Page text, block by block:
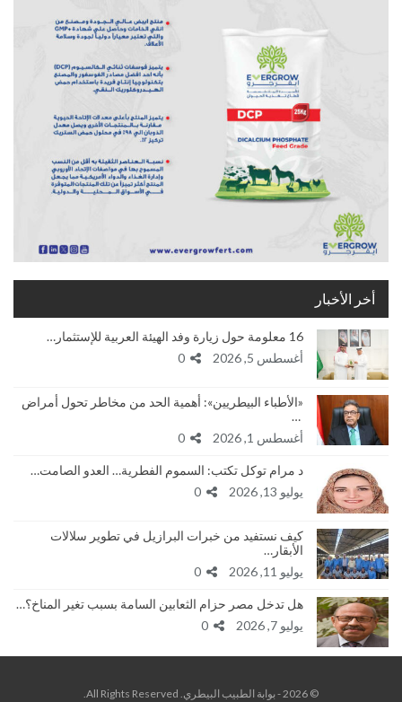
أخر الأخبار
16 معلومة حول زيارة وفد الهيئة العربية للإستثمار…
أغسطس 5, 2026
«الأطباء البيطريين»: أهمية الحد من مخاطر تحول أمراض
…
أغسطس 1, 2026
د مرام توكل تكتب: السموم الفطرية… العدو الصامت…
يوليو 13, 2026
كيف نستفيد من خبرات البرازيل في تطوير سلالات
الأبقار…
يوليو 11, 2026
هل تدخل مصر حزام الثعابين السامة بسبب تغير المناخ؟…
يوليو 7, 2026
© 2026 - بوابة الطبيب البيطري. All Rights Reserved.